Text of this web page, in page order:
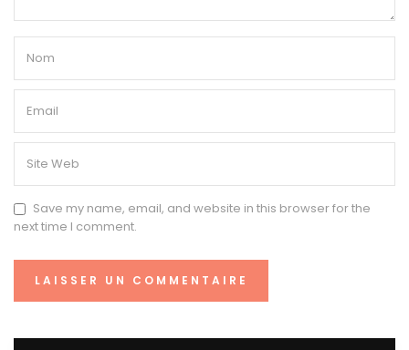
Save my name, email, and website in this browser for the
next time I comment.